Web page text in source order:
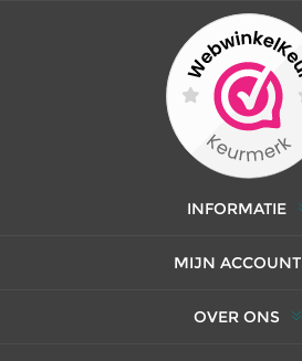
INFORMATIE
MIJN ACCOUNT
OVER ONS